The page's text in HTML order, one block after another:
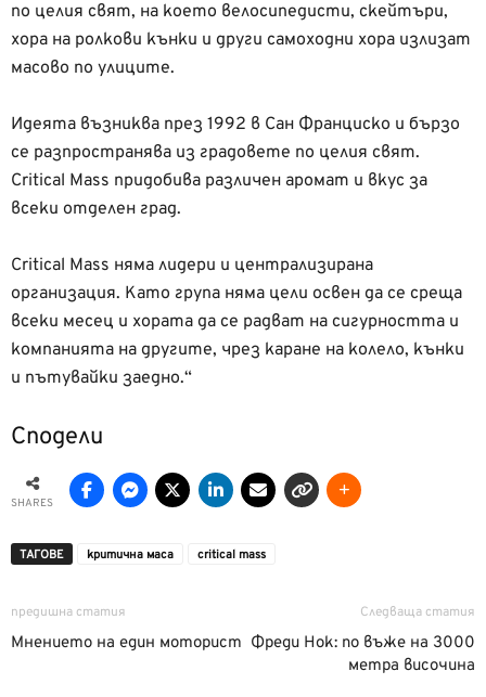
по целия свят, на което велосипедисти, скейтъри,
хора на ролкови кънки и други самоходни хора излизат
масово по улиците.
Идеята възниква през 1992 в Сан Франциско и бързо
се разпространява из градоветe по целия свят.
Critical Mass придобива различен аромат и вкус за
всеки отделен град.
Critical Mass няма лидери и централизирана
организация. Като група няма цели освен да се среща
всеки месец и хората да се радват на сигурността и
компанията на другите, чрез каране на колело, кънки
и пътувайки заедно.“
Сподели
SHARES
ТАГОВЕ критична маса сritiсal mass
предишна статия
Мнението на един моторист
Следваща статия
Фреди Нок: по въже на 3000
метра височина